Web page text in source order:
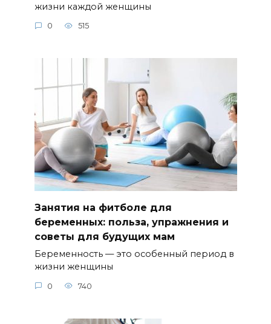
жизни каждой женщины
0 515
Занятия на фитболе для
беременных: польза, упражнения и
советы для будущих мам
Беременность — это особенный период в
жизни женщины
0 740